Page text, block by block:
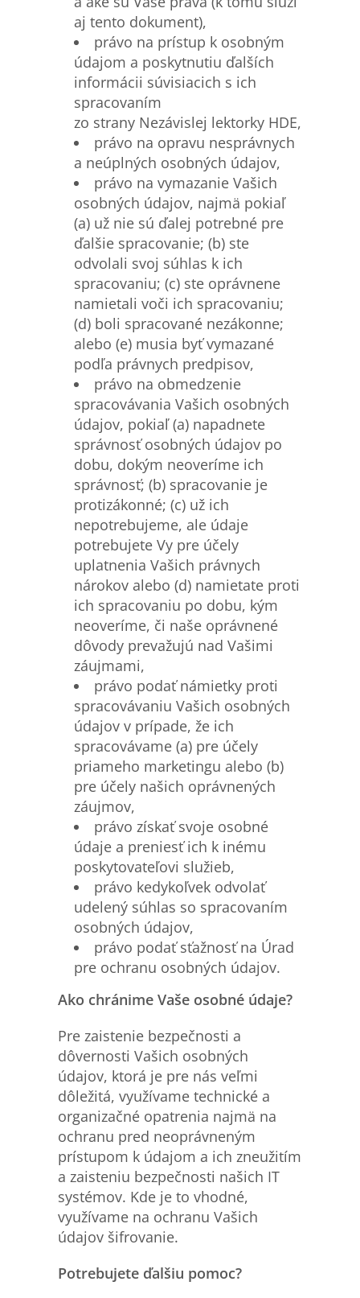
aj tento dokument),
právo na prístup k osobným
údajom a poskytnutiu ďalších
informácii súvisiacich s ich
spracovaním
zo strany Nezávislej lektorky HDE,
právo na opravu nesprávnych
a neúplných osobných údajov,
právo na vymazanie Vašich
osobných údajov, najmä pokiaľ
(a) už nie sú ďalej potrebné pre
ďalšie spracovanie; (b) ste
odvolali svoj súhlas k ich
spracovaniu; (c) ste oprávnene
namietali voči ich spracovaniu;
(d) boli spracované nezákonne;
alebo (e) musia byť vymazané
podľa právnych predpisov,
právo na obmedzenie
spracovávania Vašich osobných
údajov, pokiaľ (a) napadnete
správnosť osobných údajov po
dobu, dokým neoveríme ich
správnosť; (b) spracovanie je
protizákonné; (c) už ich
nepotrebujeme, ale údaje
potrebujete Vy pre účely
uplatnenia Vašich právnych
nárokov alebo (d) namietate proti
ich spracovaniu po dobu, kým
neoveríme, či naše oprávnené
dôvody prevažujú nad Vašimi
záujmami,
právo podať námietky proti
spracovávaniu Vašich osobných
údajov v prípade, že ich
spracovávame (a) pre účely
priameho marketingu alebo (b)
pre účely našich oprávnených
záujmov,
právo získať svoje osobné
údaje a preniesť ich k inému
poskytovateľovi služieb,
právo kedykoľvek odvolať
udelený súhlas so spracovaním
osobných údajov,
právo podať sťažnosť na Úrad
pre ochranu osobných údajov.
Ako chránime Vaše osobné údaje?
Pre zaistenie bezpečnosti a
dôvernosti Vašich osobných
údajov, ktorá je pre nás veľmi
dôležitá, využívame technické a
organizačné opatrenia najmä na
ochranu pred neoprávneným
prístupom k údajom a ich zneužitím
a zaisteniu bezpečnosti našich IT
systémov. Kde je to vhodné,
využívame na ochranu Vašich
údajov šifrovanie.
Potrebujete ďalšiu pomoc?